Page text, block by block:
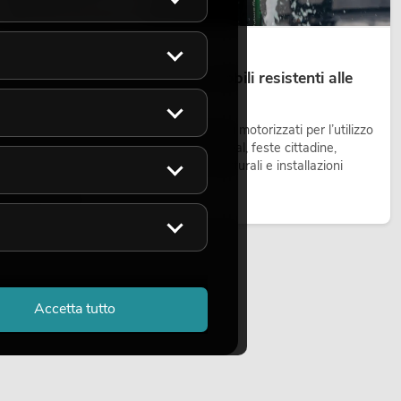
Teste mobili outdoor: teste mobili resistenti alle
Le teste mobili outdoor sono proiettori motorizzati per l’utilizzo
all’aperto. Vengono impiegate in festival, feste cittadine,
concerti open-air, allestimenti architetturali e installazioni
Leggi ora
Accetta tutto